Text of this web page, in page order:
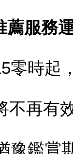
薦服務
零時起
不再有
豫鑑賞